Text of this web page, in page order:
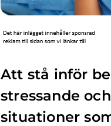
Att stå inför
stressande
situationer